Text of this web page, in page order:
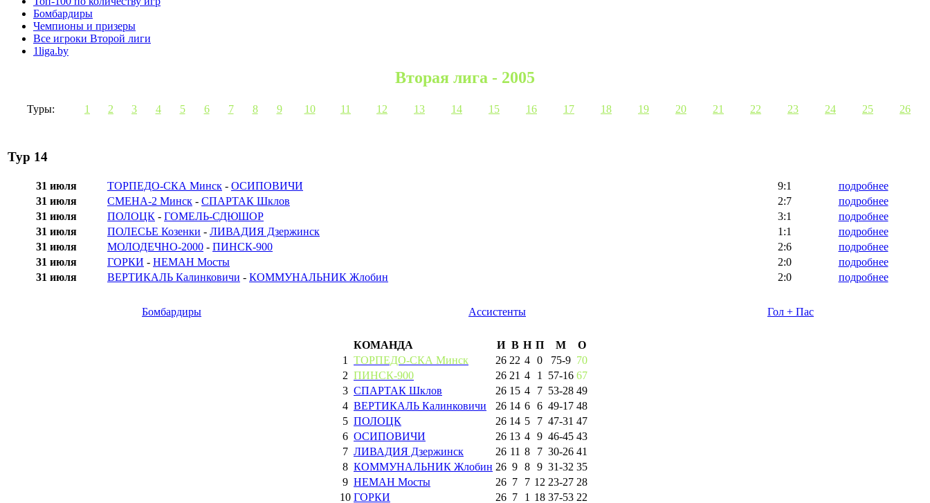
Бомбардиры
Чемпионы и призеры
Все игроки Второй лиги
1liga.by
Вторая лига - 2005
Туры: 1 2 3 4 5 6 7 8 9 10 11 12 13 14 15 16 17 18 19 20 21 22 23 24 25 26
Тур 14
31 июля ТОРПЕДО-СКА Минск - ОСИПОВИЧИ 9:1
подробнее
31 июля
СМЕНА-2 Минск - СПАРТАК Шклов 2:7
подробнее
31 июля
ПОЛОЦК - ГОМЕЛЬ-СДЮШОР 3:1
подробнее
31 июля
ПОЛЕСЬЕ Козенки - ЛИВАДИЯ Дзержинск 1:1
подробнее
31 июля
МОЛОДЕЧНО-2000 - ПИНСК-900 2:6
подробнее
31 июля
ГОРКИ - НЕМАН Мосты 2:0
подробнее
31 июля
ВЕРТИКАЛЬ Калинковичи - КОММУНАЛЬНИК Жлобин 2:0 подробнее
Бомбардиры Ассистенты Гол + Пас
КОМАНДА И В Н П М
О
1
ТОРПЕДО-СКА Минск 26 22 4 0 75-9 70
2 ПИНСК-900 26 21 4 1 57-16 67
3 СПАРТАК Шклов 26 15 4 7 53-28 49
4 ВЕРТИКАЛЬ Калинковичи 26 14 6 6 49-17 48
5 ПОЛОЦК 26 14 5 7 47-31 47
6 ОСИПОВИЧИ 26 13 4 9 46-45 43
7 ЛИВАДИЯ Дзержинск 26 11 8 7 30-26 41
8 КОММУНАЛЬНИК Жлобин 26 9 8 9 31-32 35
9 НЕМАН Мосты 26 7 7 12 23-27 28
10 ГОРКИ 26 7 1 18 37-53 22